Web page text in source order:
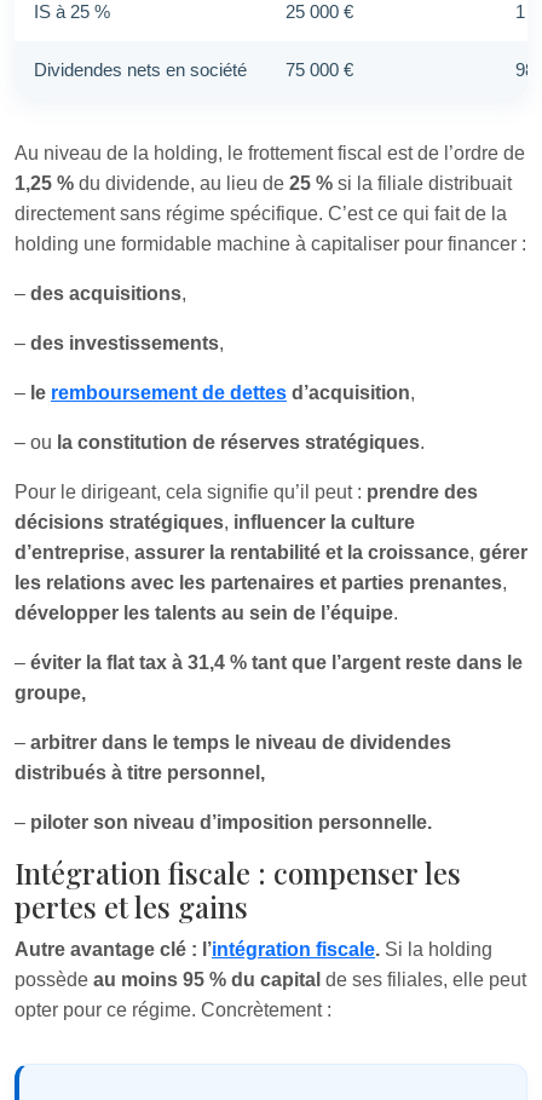
IS à 25 % 25 000 € 1
Dividendes nets en société 75 000 € 98
Au niveau de la holding, le frottement fiscal est de l’ordre de
1,25 % du dividende, au lieu de 25 % si la filiale distribuait
directement sans régime spécifique. C’est ce qui fait de la
holding une formidable machine à capitaliser pour financer :
– des acquisitions,
– des investissements,
– le remboursement de dettes d’acquisition,
– ou la constitution de réserves stratégiques.
Pour le dirigeant, cela signifie qu’il peut : prendre des
décisions stratégiques, influencer la culture
d’entreprise, assurer la rentabilité et la croissance, gérer
les relations avec les partenaires et parties prenantes,
développer les talents au sein de l’équipe.
– éviter la flat tax à 31,4 % tant que l’argent reste dans le
groupe,
– arbitrer dans le temps le niveau de dividendes
distribués à titre personnel,
– piloter son niveau d’imposition personnelle.
Intégration fiscale : compenser les
pertes et les gains
Autre avantage clé : l’intégration fiscale. Si la holding
possède au moins 95 % du capital de ses filiales, elle peut
opter pour ce régime. Concrètement :